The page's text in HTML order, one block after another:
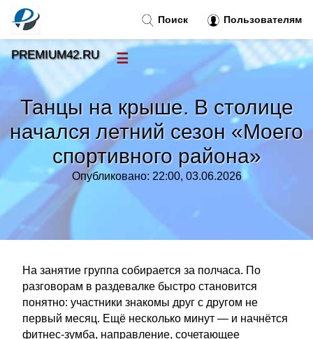
Танцы на крыше. В столице
начался летний сезон «Моего
спортивного района»
Опубликовано: 22:00, 03.06.2026
На занятие группа собирается за полчаса. По
разговорам в раздевалке быстро становится
понятно: участники знакомы друг с другом не
первый месяц. Ещё несколько минут — и начнётся
фитнес-зумба, направление, сочетающее
Поиск Пользователям
PREMIUM42.RU ☰
Новости
Тренды новостей »
Рубрики»
Правила »
Контакт»